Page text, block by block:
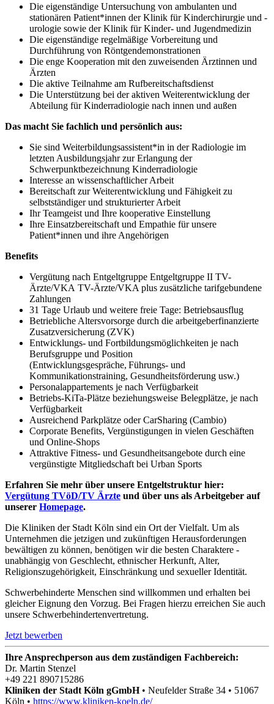
Die eigenständige Untersuchung von ambulanten und
stationären Patient*innen der Klinik für Kinderchirurgie und -
urologie sowie der Klinik für Kinder- und Jugendmedizin
Die eigenständige regelmäßige Vorbereitung und
Durchführung von Röntgendemonstrationen
Die enge Kooperation mit den zuweisenden Ärztinnen und
Ärzten
Die aktive Teilnahme am Rufbereitschaftsdienst
Die Unterstützung bei der aktiven Weiterentwicklung der
Abteilung für Kinderradiologie nach innen und außen
Das macht Sie fachlich und persönlich aus:
Sie sind Weiterbildungsassistent*in in der Radiologie im
letzten Ausbildungsjahr zur Erlangung der
Schwerpunktbezeichnung Kinderradiologie
Interesse an wissenschaftlicher Arbeit
Bereitschaft zur Weiterentwicklung und Fähigkeit zu
selbstständiger und strukturierter Arbeit
Ihr Teamgeist und Ihre kooperative Einstellung
Ihre Einsatzbereitschaft und Empathie für unsere
Patient*innen und ihre Angehörigen
Benefits
Vergütung nach Entgeltgruppe Entgeltgruppe II TV-
Ärzte/VKA TV-Ärzte/VKA plus zusätzliche tarifgebundene
Zahlungen
31 Tage Urlaub und weitere freie Tage: Betriebsausflug
Betriebliche Altersvorsorge durch die arbeitgeberfinanzierte
Zusatzversicherung (ZVK)
Entwicklungs- und Fortbildungsmöglichkeiten je nach
Berufsgruppe und Position
(Entwicklungsgespräche, Führungs- und
Kommunikationstraining, Gesundheitsförderung usw.)
Personalappartements je nach Verfügbarkeit
Betriebs-KiTa-Plätze beziehungsweise Belegplätze, je nach
Verfügbarkeit
Ausreichend Parkplätze oder CarSharing (Cambio)
Corporate Benefits, Vergünstigungen in vielen Geschäften
und Online-Shops
Attraktive Fitness- und Gesundheitsangebote durch eine
vergünstigte Mitgliedschaft bei Urban Sports
Erfahren Sie mehr über unsere Entgeltstruktur hier:
Vergütung TVöD/TV Ärzte und über uns als Arbeitgeber auf
unserer Homepage.
Die Kliniken der Stadt Köln sind ein Ort der Vielfalt. Um als
Unternehmen die jetzigen und zukünftigen Herausforderungen
bewältigen zu können, benötigen wir die besten Charaktere -
unabhängig von Geschlecht, ethnischer Herkunft, Alter,
Religionszugehörigkeit, Einschränkung und sexueller Identität.
Schwerbehinderte Menschen sind willkommen und erhalten bei
gleicher Eignung den Vorzug. Bei Fragen hierzu erreichen Sie auch
unsere Schwerbehindertenvertretung.
Jetzt bewerben
Ihre Ansprechperson aus dem zuständigen Fachbereich:
Dr. Martin Stenzel
+49 221 890715286
Kliniken der Stadt Köln gGmbH • Neufelder Straße 34 • 51067
Köln • https://www.kliniken-koeln.de/